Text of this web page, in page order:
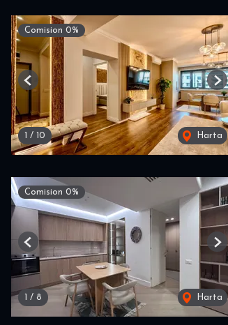
Comision 0%
1 / 10 Harta
Previous
Comision 0%
1 / 8 Harta
Previous